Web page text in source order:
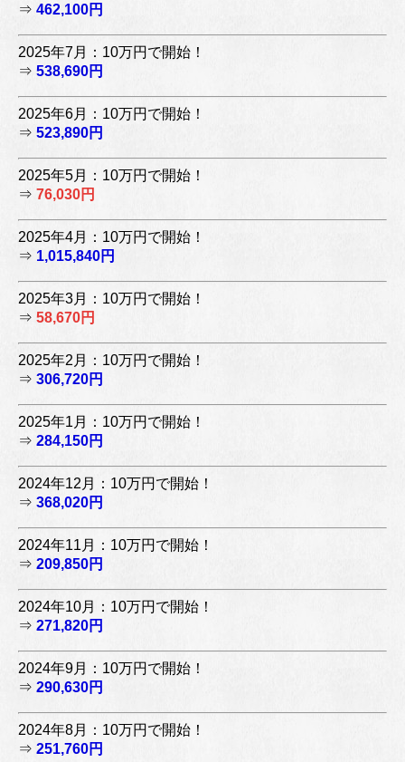
⇒ 462,100円
2025年7月：10万円で開始！
⇒ 538,690円
2025年6月：10万円で開始！
⇒ 523,890円
2025年5月：10万円で開始！
⇒ 76,030円
2025年4月：10万円で開始！
⇒ 1,015,840円
2025年3月：10万円で開始！
⇒ 58,670円
2025年2月：10万円で開始！
⇒ 306,720円
2025年1月：10万円で開始！
⇒ 284,150円
2024年12月：10万円で開始！
⇒ 368,020円
2024年11月：10万円で開始！
⇒ 209,850円
2024年10月：10万円で開始！
⇒ 271,820円
2024年9月：10万円で開始！
⇒ 290,630円
2024年8月：10万円で開始！
⇒ 251,760円